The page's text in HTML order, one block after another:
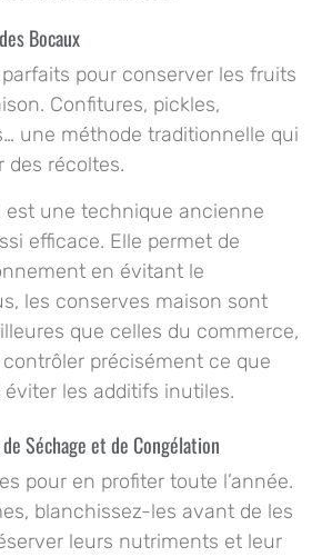
Bocaux
pour conserver les fruits
Confitures, pickles,
une méthode traditionnelle qui
des récoltes.
est une technique ancienne
efficace. Elle permet de
en évitant le
les conserves maison sont
que celles du commerce,
précisément ce que
les additifs inutiles.
Séchage et de Congélation
pour en profiter toute l’année.
blanchissez-les avant de les
leurs nutriments et leur